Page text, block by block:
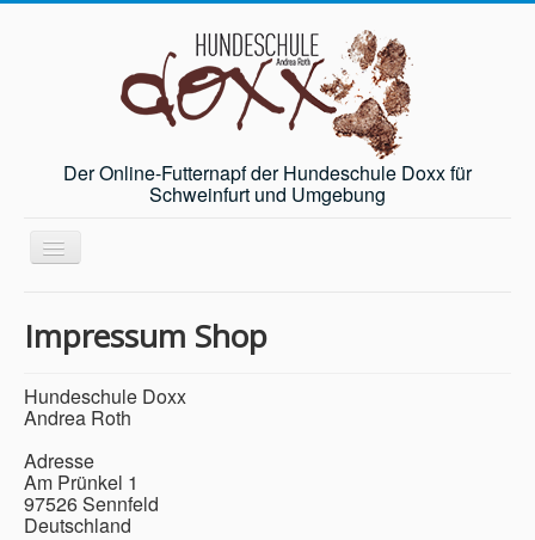
Der Online-Futternapf der Hundeschule Doxx für
Schweinfurt und Umgebung
Toggle
Navigation
Angebot
Andrea Roth
Gästebuch
News
Shop
Impressum Shop
Hundeschule Doxx
Andrea Roth
Adresse
Am Prünkel 1
97526 Sennfeld
Deutschland